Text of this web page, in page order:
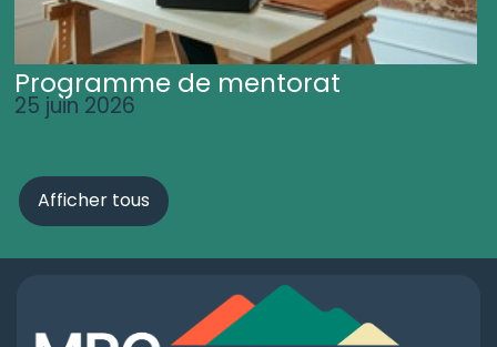
Programme de mentorat
25 juin 2026
Afficher tous